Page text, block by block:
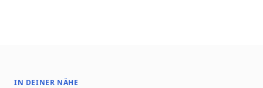
IN DEINER NÄHE